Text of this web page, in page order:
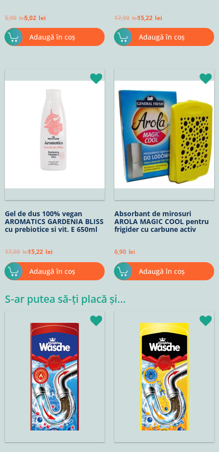
5,90 lei5,02 lei
Adaugă în coș
17,90 lei15,22 lei
Adaugă în coș
Gel de dus 100% vegan
AROMATICS GARDENIA BLISS
cu prebiotice si vit. E 650ml
17,90 lei
inițial
17,90lei.
15,22 lei
curent
este:
Adaugă în coș
Absorbant de mirosuri
AROLA MAGIC COOL pentru
frigider cu carbune activ
6,90 lei
Adaugă în coș
S-ar putea să-ți placă și…